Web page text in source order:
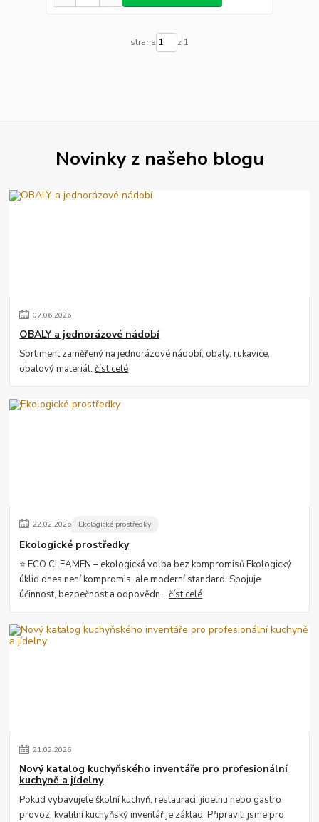
strana z 1
Novinky z našeho blogu
07.06.2026
OBALY a jednorázové nádobí
Sortiment zaměřený na jednorázové nádobí, obaly, rukavice,
obalový materiál.číst celé
22.02.2026 Ekologické prostředky
Ekologické prostředky
⭐ ECO CLEAMEN – ekologická volba bez kompromisů Ekologický
úklid dnes není kompromis, ale moderní standard. Spojuje
účinnost, bezpečnost a odpovědn...číst celé
21.02.2026
Nový katalog kuchyňského inventáře pro profesionální
kuchyně a jídelny
Pokud vybavujete školní kuchyň, restauraci, jídelnu nebo gastro
provoz, kvalitní kuchyňský inventář je základ. Připravili jsme pro